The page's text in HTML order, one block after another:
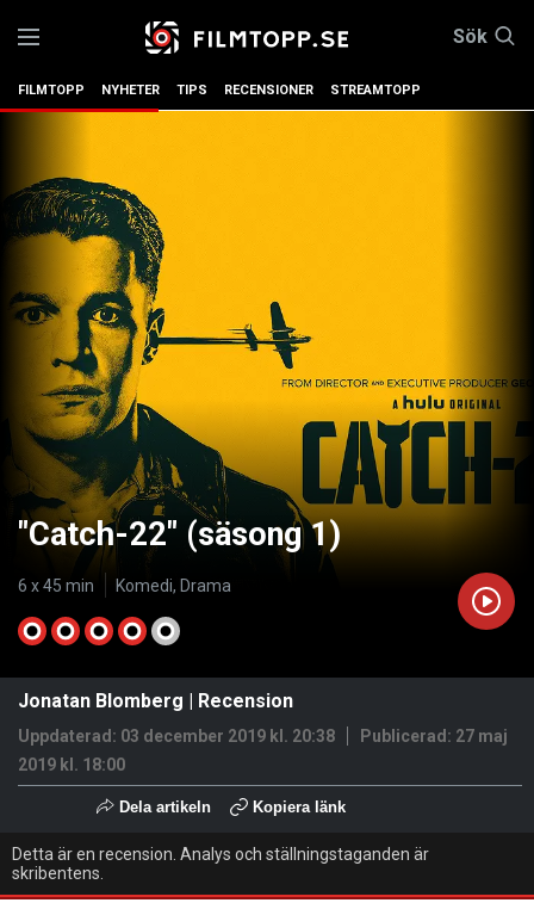
Sök
FILMTOPP NYHETER TIPS RECENSIONER STREAMTOPP
"Catch-22" (säsong 1)
6 x 45 min Komedi, Drama
Jonatan Blomberg | Recension
Uppdaterad: 03 december 2019 kl. 20:38 Publicerad: 27 maj
2019 kl. 18:00
Dela artikeln Kopiera länk
Detta är en recension. Analys och ställningstaganden är
skribentens.